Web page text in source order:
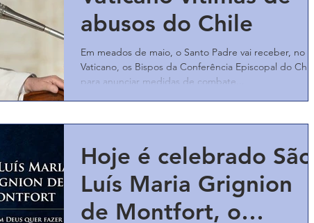
abusos do Chile
Em meados de maio, o Santo Padre vai receber, no
Vaticano, os Bispos da Conferência Episcopal do Chile,
para anunciar medidas de combate...
Hoje é celebrado São
Luís Maria Grignion
de Montfort, o